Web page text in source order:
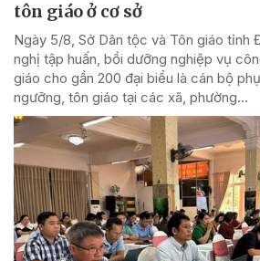
tôn giáo ở cơ sở
Ngày 5/8, Sở Dân tộc và Tôn giáo tỉnh
nghị tập huấn, bồi dưỡng nghiệp vụ
giáo cho gần 200 đại biểu là cán bộ
ngưỡng, tôn giáo tại các xã, phường...